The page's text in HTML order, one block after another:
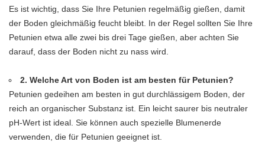
Es ist wichtig, dass Sie Ihre Petunien regelmäßig gießen, damit
der Boden gleichmäßig feucht bleibt. In der Regel sollten Sie Ihre
Petunien etwa alle zwei bis drei Tage gießen, aber achten Sie
darauf, dass der Boden nicht zu nass wird.
2. Welche Art von Boden ist am besten für Petunien?
Petunien gedeihen am besten in gut durchlässigem Boden, der
reich an organischer Substanz ist. Ein leicht saurer bis neutraler
pH-Wert ist ideal. Sie können auch spezielle Blumenerde
verwenden, die für Petunien geeignet ist.